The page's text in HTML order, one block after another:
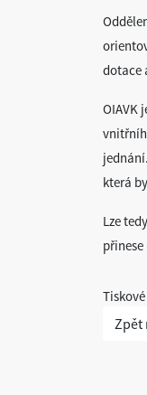
dotace
OIAVK
která
Lze